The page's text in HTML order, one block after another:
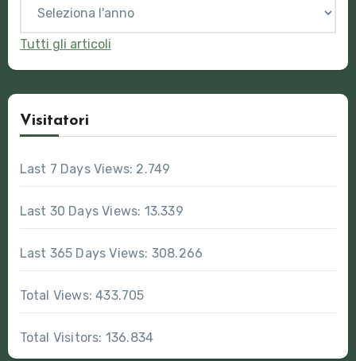
Tutti gli articoli
Visitatori
Last 7 Days Views: 2.749
Last 30 Days Views: 13.339
Last 365 Days Views: 308.266
Total Views:433.705
Total Visitors: 136.834